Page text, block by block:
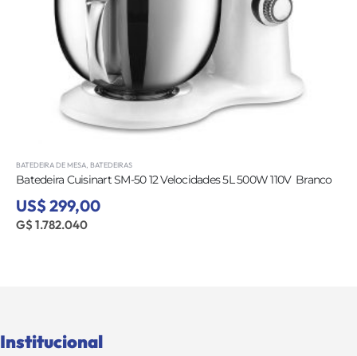
BATEDEIRA DE MESA BATEDEIRAS
Batedeira Cuisinart SM-50 12 Velocidades 5L 500W 110V  Branco
US$ 299,00
G$ 1.782.040
Institucional